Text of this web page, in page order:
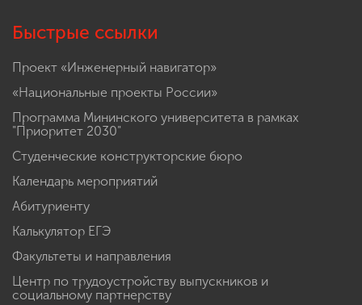
Быстрые ссылки
Проект «Инженерный навигатор»
«Национальные проекты России»
Программа Мининского университета в рамках
"Приоритет 2030"
Студенческие конструкторские бюро
Календарь мероприятий
Абитуриенту
Калькулятор ЕГЭ
Факультеты и направления
Центр по трудоустройству выпускников и
социальному партнерству